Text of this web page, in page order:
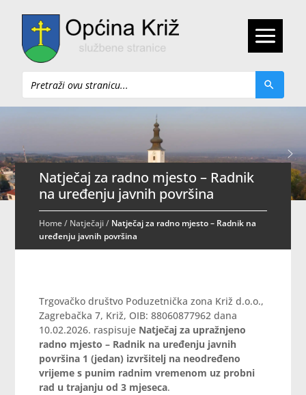
Pretraži
Natječaj za radno mjesto – Radnik
na uređenju javnih površina
Home/ Natječaji/ Natječaj za radno mjesto – Radnik na
uređenju javnih površina
Trgovačko društvo Poduzetnička zona Križ d.o.o.,
Zagrebačka 7, Križ, OIB: 88060877962 dana
10.02.2026. raspisuje Natječaj za upražnjeno
radno mjesto – Radnik na uređenju javnih
površina 1 (jedan) izvršitelj na neodređeno
vrijeme s punim radnim vremenom uz probni
rad u trajanju od 3 mjeseca.